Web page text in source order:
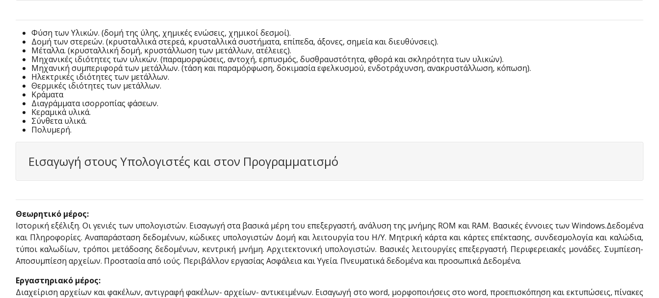
Φύση των Υλικών. (δομή της ύλης, χημικές ενώσεις, χημικοί δεσμοί).
Δομή των στερεών. (κρυσταλλικά στερεά, κρυσταλλικά συστήματα, επίπεδα, άξονες, σημεία και διευθύνσεις).
Μέταλλα. (κρυσταλλική δομή, κρυστάλλωση των μετάλλων, ατέλειες).
Μηχανικές ιδιότητες των υλικών. (παραμορφώσεις, αντοχή, ερπυσμός, δυσθραυστότητα, φθορά και σκληρότητα των υλικών).
Μηχανική συμπεριφορά των μετάλλων. (τάση και παραμόρφωση, δοκιμασία εφελκυσμού, ενδοτράχυνση, ανακρυστάλλωση, κόπωση).
Ηλεκτρικές ιδιότητες των μετάλλων.
Θερμικές ιδιότητες των μετάλλων.
Κράματα
Διαγράμματα ισορροπίας φάσεων.
Κεραμικά υλικά.
Σύνθετα υλικά.
Πολυμερή.
Εισαγωγή στους Υπολογιστές και στον Προγραμματισμό
Θεωρητικό μέρος:
Ιστορική εξέλιξη. Οι γενιές των υπολογιστών. Εισαγωγή στα βασικά μέρη του επεξεργαστή, ανάλυση της μνήμης ROM και RAM. Βασικές έννοιες των Windows.Δεδομένα
και Πληροφορίες. Αναπαράσταση δεδομένων, κώδικες υπολογιστών Δομή και λειτουργία του Η/Υ. Μητρική κάρτα και κάρτες επέκτασης, συνδεσμολογία και καλώδια,
τύποι καλωδίων, τρόποι μετάδοσης δεδομένων, κεντρική μνήμη. Αρχιτεκτονική υπολογιστών. Βασικές λειτουργίες επεξεργαστή. Περιφερειακές μονάδες. Συμπίεση-
Αποσυμπίεση αρχείων. Προστασία από ιούς. Περιβάλλον εργασίας Ασφάλεια και Υγεία. Πνευματικά δεδομένα και προσωπικά Δεδομένα.
Εργαστηριακό μέρος:
Διαχείριση αρχείων και φακέλων, αντιγραφή φακέλων- αρχείων- αντικειμένων. Εισαγωγή στο word, μορφοποιήσεις στο word, προεπισκόπηση και εκτυπώσεις, πίνακες